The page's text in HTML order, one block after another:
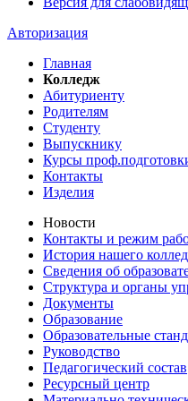
Авторизация
Главная
Колледж
Абитуриенту
Родителям
Студенту
Выпускнику
Курсы
Контакты
Изделия
Новости
Контакты и режим
История нашего
Сведения об
Структура и органы
Документы
Образование
Образовательные
Руководство
Педагогический состав
Ресурсный центр